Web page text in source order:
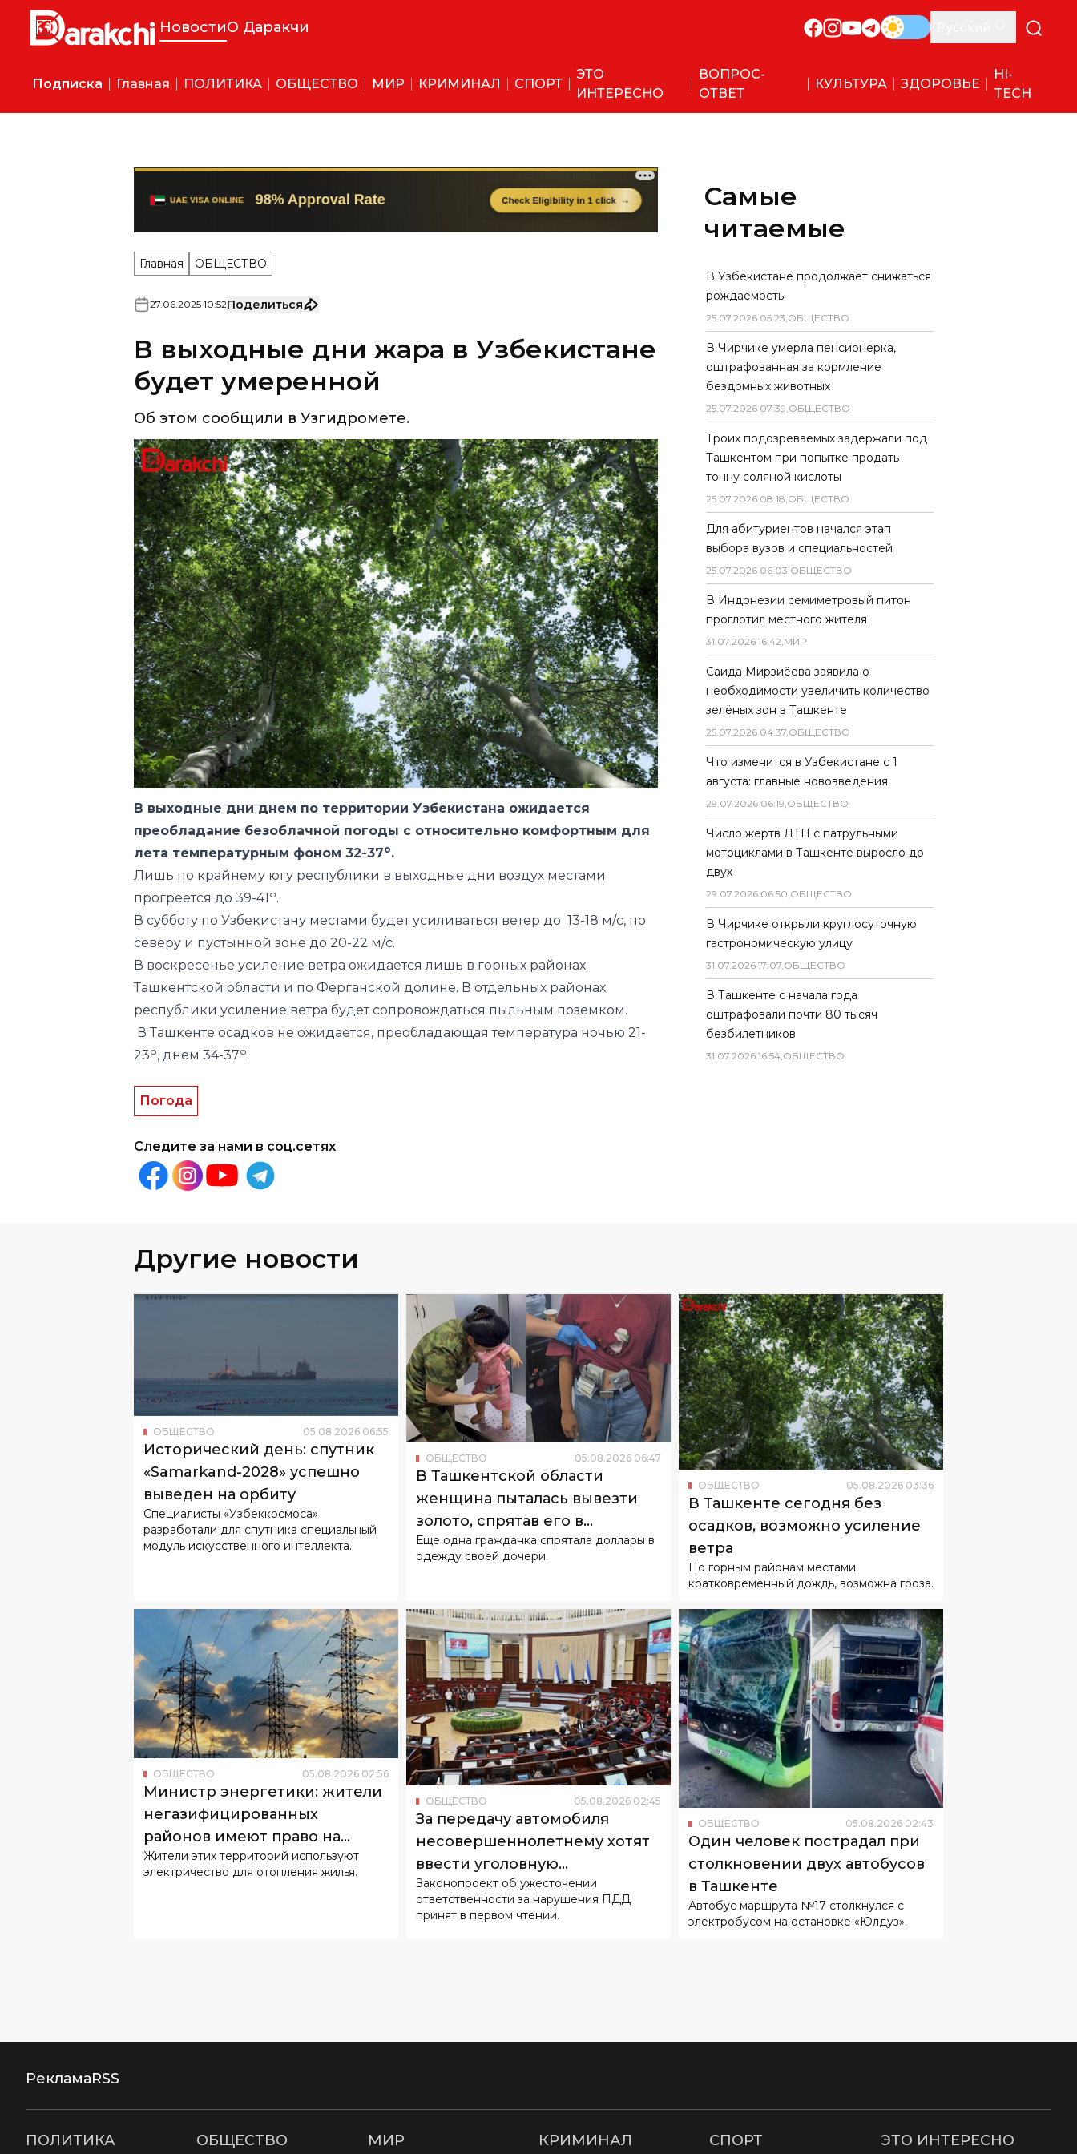
НовостиО Даракчи
Подписка Главная ПОЛИТИКА ОБЩЕСТВО МИР КРИМИНАЛ СПОРТ
ЭТО
ИНТЕРЕСНО
ВОПРОС-
ОТВЕТ
КУЛЬТУРА ЗДОРОВЬЕ
HI-
TECH
Главная ОБЩЕСТВО
27 06 2025 10:52Поделиться
В выходные дни жара в Узбекистане
будет умеренной
Об этом сообщили в Узгидромете.
В выходные дни днем по территории Узбекистана ожидается
преобладание безоблачной погоды с относительно комфортным для
лета температурным фоном 32-37о.
Лишь по крайнему югу республики в выходные дни воздух местами
прогреется до 39-41 о.
В субботу по Узбекистану местами будет усиливаться ветер до 13-18 м/с, по
северу и пустынной зоне до 20-22 м/с.
В воскресенье усиление ветра ожидается лишь в горных районах
Ташкентской области и по Ферганской долине. В отдельных районах
республики усиление ветра будет сопровождаться пыльным поземком.
В Ташкенте осадков не ожидается, преобладающая температура ночью 21-
23о, днем 34-37о.
Погода
Следите за нами в соц.сетях
Самые
читаемые
В Узбекистане продолжает снижаться
рождаемость
25.07.2026 05:23,ОБЩЕСТВО
В Чирчике умерла пенсионерка,
оштрафованная за кормление
бездомных животных
25.07.2026 07:39,ОБЩЕСТВО
Троих подозреваемых задержали под
Ташкентом при попытке продать
тонну соляной кислоты
25.07.2026 08:18,ОБЩЕСТВО
Для абитуриентов начался этап
выбора вузов и специальностей
25.07.2026 06:03,ОБЩЕСТВО
В Индонезии семиметровый питон
проглотил местного жителя
31.07.2026 16:42,МИР
Саида Мирзиёева заявила о
необходимости увеличить количество
зелёных зон в Ташкенте
25.07.2026 04:37,ОБЩЕСТВО
Что изменится в Узбекистане с 1
августа: главные нововведения
29.07.2026 06:19,ОБЩЕСТВО
Число жертв ДТП с патрульными
мотоциклами в Ташкенте выросло до
двух
29.07.2026 06:50,ОБЩЕСТВО
В Чирчике открыли круглосуточную
гастрономическую улицу
31.07.2026 17:07,ОБЩЕСТВО
В Ташкенте с начала года
оштрафовали почти 80 тысяч
безбилетников
31.07.2026 16:54,ОБЩЕСТВО
Другие новости
ОБЩЕСТВО 05.08.2026 06:55
Исторический день: спутник
«Samarkand-2028» успешно
выведен на орбиту
Специалисты «Узбеккосмоса»
разработали для спутника специальный
модуль искусственного интеллекта.
ОБЩЕСТВО 05.08.2026 06:47
В Ташкентской области
женщина пыталась вывезти
золото, спрятав его в
подгузнике ребенка
Еще одна гражданка спрятала доллары в
одежду своей дочери.
ОБЩЕСТВО 05.08.2026 03:36
В Ташкенте сегодня без
осадков, возможно усиление
ветра
По горным районам местами
кратковременный дождь, возможна гроза.
ОБЩЕСТВО 05.08.2026 02:56
Министр энергетики: жители
негазифицированных
районов имеют право на
льготный тариф
Жители этих территорий используют
электричество для отопления жилья.
ОБЩЕСТВО 05.08.2026 02:45
За передачу автомобиля
несовершеннолетнему хотят
ввести уголовную
ответственность
Законопроект об ужесточении
ответственности за нарушения ПДД
принят в первом чтении.
ОБЩЕСТВО 05.08.2026 02:43
Один человек пострадал при
столкновении двух автобусов
в Ташкенте
Автобус маршрута №17 столкнулся с
электробусом на остановке «Юлдуз».
РекламаRSS
ПОЛИТИКА ОБЩЕСТВО МИР КРИМИНАЛ СПОРТ ЭТО ИНТЕРЕСНО